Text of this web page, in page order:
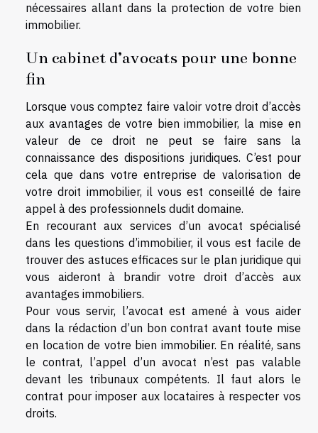
nécessaires allant dans la protection de votre bien
immobilier.
Un cabinet d’avocats pour une bonne
fin
Lorsque vous comptez faire valoir votre droit d’accès
aux avantages de votre bien immobilier, la mise en
valeur de ce droit ne peut se faire sans la
connaissance des dispositions juridiques. C’est pour
cela que dans votre entreprise de valorisation de
votre droit immobilier, il vous est conseillé de faire
appel à des professionnels dudit domaine.
En recourant aux services d’un avocat spécialisé
dans les questions d’immobilier, il vous est facile de
trouver des astuces efficaces sur le plan juridique qui
vous aideront à brandir votre droit d’accès aux
avantages immobiliers.
Pour vous servir, l’avocat est amené à vous aider
dans la rédaction d’un bon contrat avant toute mise
en location de votre bien immobilier. En réalité, sans
le contrat, l’appel d’un avocat n’est pas valable
devant les tribunaux compétents. Il faut alors le
contrat pour imposer aux locataires à respecter vos
droits.